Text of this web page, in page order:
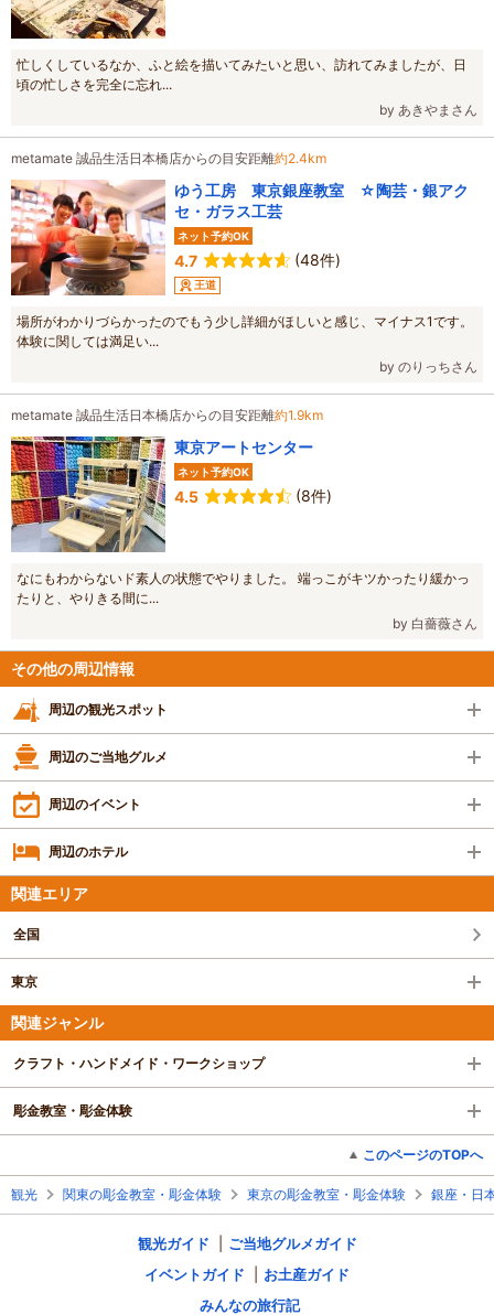
忙しくしているなか、ふと絵を描いてみたいと思い、訪れてみましたが、日
頃の忙しさを完全に忘れ...
by あきやまさん
metamate 誠品生活日本橋店からの目安距離約2.4km
ゆう工房 東京銀座教室 ☆陶芸・銀アク
セ・ガラス工芸
ネット予約OK
4.7 (48件)
王道
場所がわかりづらかったのでもう少し詳細がほしいと感じ、マイナス1です。
体験に関しては満足い...
by のりっちさん
metamate 誠品生活日本橋店からの目安距離約1.9km
東京アートセンター
ネット予約OK
4.5 (8件)
なにもわからないド素人の状態でやりました。 端っこがキツかったり緩かっ
たりと、やりきる間に...
by 白薔薇さん
その他の周辺情報
周辺の観光スポット
周辺のご当地グルメ
周辺のイベント
周辺のホテル
関連エリア
全国
東京
関連ジャンル
クラフト・ハンドメイド・ワークショップ
彫金教室・彫金体験
このページのTOPへ
観光 関東の彫金教室・彫金体験 東京の彫金教室・彫金体験 銀座・日
観光ガイド
ご当地グルメガイド
イベントガイド
お土産ガイド
みんなの旅行記